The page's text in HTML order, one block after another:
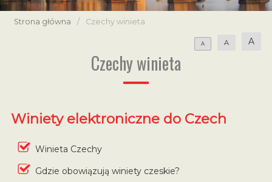
Strona główna / Czechy winieta
A A A
Czechy winieta
Winiety elektroniczne do Czech
Winieta Czechy
Gdzie obowiązują winiety czeskie?